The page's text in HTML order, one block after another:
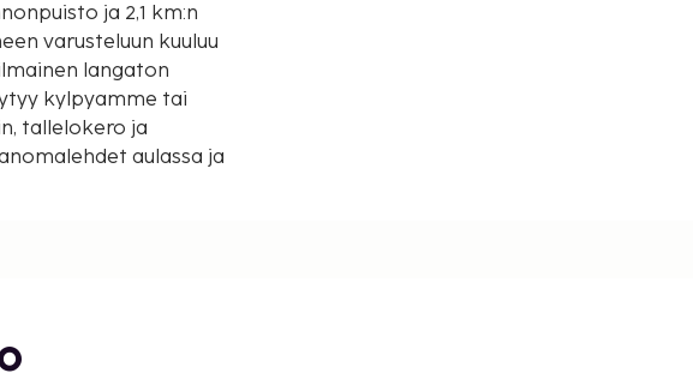
ja 2,1 km:n
varusteluun kuuluu
langaton
kylpyamme tai
tallelokero ja
ranskalainen